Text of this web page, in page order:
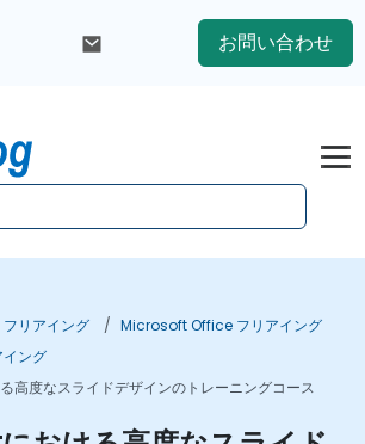
お問い合わせ
リアイング
Microsoft Office フリアイング
ング
高度なスライドデザインのトレーニングコース